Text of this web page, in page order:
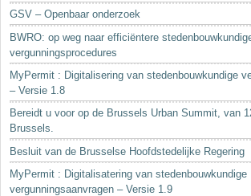
GSV – Openbaar onderzoek
BWRO: op weg naar efficiëntere
vergunningsprocedures
MyPermit : Digitalisering van stedenbouwkundige
– Versie 1.8
Bereidt u voor op de Brussels Urban Summit, van
Brussels.
Besluit van de Brusselse Hoofdstedelijke Regering
MyPermit : Digitalisatering van stedenbouwkundige
vergunningsaanvragen – Versie 1.9